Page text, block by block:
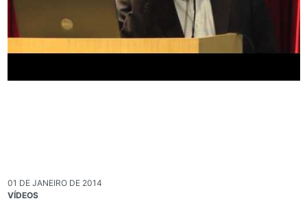
01 DE JANEIRO DE 2014
VÍDEOS